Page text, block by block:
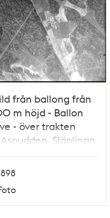
från ballong från
m höjd - Ballon
- över trakten
Släplinan
vid dagens
i höjd med
i Aspudden.